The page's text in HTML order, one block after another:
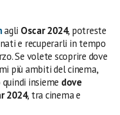
agli Oscar 2024, potreste
e recuperarli in tempo
Se volete scoprire dove
più ambiti del cinema,
insieme dove
2024, tra cinema e